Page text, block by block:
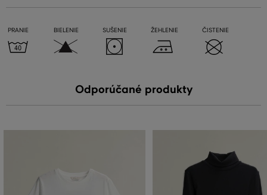
PRANIE BIELENIE SUŠENIE ŽEHLENIE ČISTENIE
Odporúčané produkty